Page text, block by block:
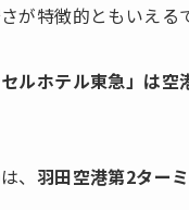
が特徴的ともいえる
セルホテル東急」は
、 羽田空港第2ター